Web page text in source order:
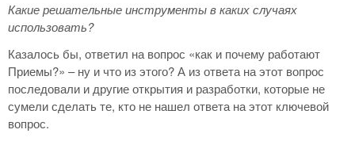
Какие решательные инструменты в каких случаях
использовать?
Казалось бы, ответил на вопрос «как и почему работают
Приемы?» – ну и что из этого? А из ответа на этот вопрос
последовали и другие открытия и разработки, которые не
сумели сделать те, кто не нашел ответа на этот ключевой
вопрос.